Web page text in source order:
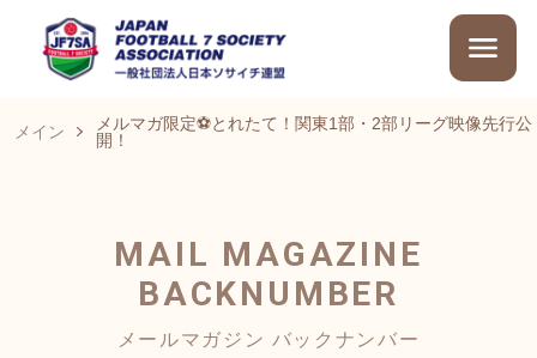
メイン
メルマガ限定⚽とれたて！関東1部・2部リーグ映像先行公
開！
MAIL MAGAZINE
BACKNUMBER
メールマガジン バックナンバー